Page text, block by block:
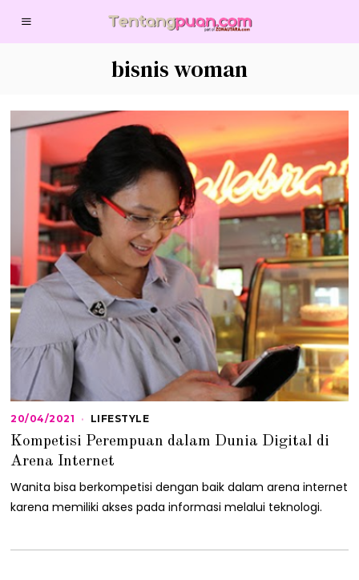
bisnis woman
20/04/2021
/
0
/
0
LIFESTYLE
Kompetisi Perempuan dalam Dunia Digital di
Arena Internet
Wanita bisa berkompetisi dengan baik dalam arena internet
karena memiliki akses pada informasi melalui teknologi.